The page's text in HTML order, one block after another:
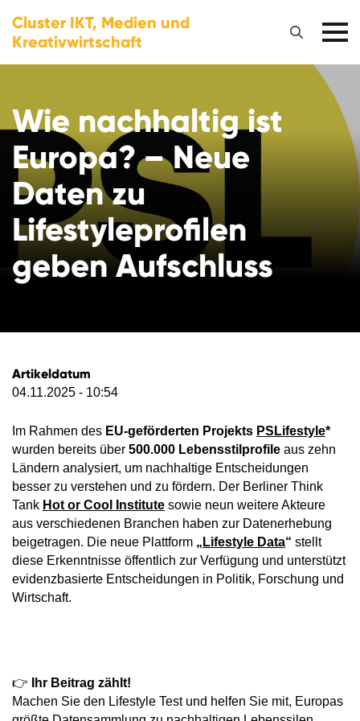
Cluster IKT, Medien und
Kreativwirtschaft
Wie nachhaltig ist
Europa? – Neue
Daten zu
Lifestyleprofilen
geben Aufschluss
Im Rahmen des EU-geförderten Projekts PSLifestyle*
wurden bereits über 500.000 Lebensstilprofile aus zehn
Ländern analysiert, um nachhaltige Entscheidungen
besser zu verstehen und zu fördern. Der Berliner Think
Tank Hot or Cool Institute sowie neun weitere Akteure
aus verschiedenen Branchen haben zur Datenerhebung
beigetragen. Die neue Plattform „ Lifestyle Data“ stellt
diese Erkenntnisse öffentlich zur Verfügung und unterstützt
evidenzbasierte Entscheidungen in Politik, Forschung und
Wirtschaft.
👉
Ihr Beitrag zählt!
Machen Sie den Lifestyle Test und helfen Sie mit, Europas
Artikeldatum
04.11.2025 - 10:54